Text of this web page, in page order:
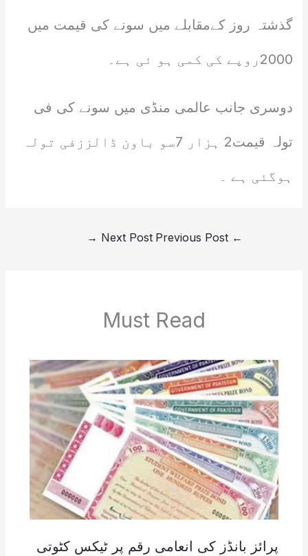
گذشتہ روز کےمقابلے میں سونے کی قیمت میں
2000روپے کی کمی ہو ئی ہے۔
دوسری جانب عالمی منڈی میں سونے کی فی
تولہ قیمت2 ہزار 7سو باون ڈالززفی تولہ
ہوگئی ہے ۔
←
Next Post
→
Must Read
پرائز بانڈز کی انعامی رقم پر ٹیکس کٹوتی